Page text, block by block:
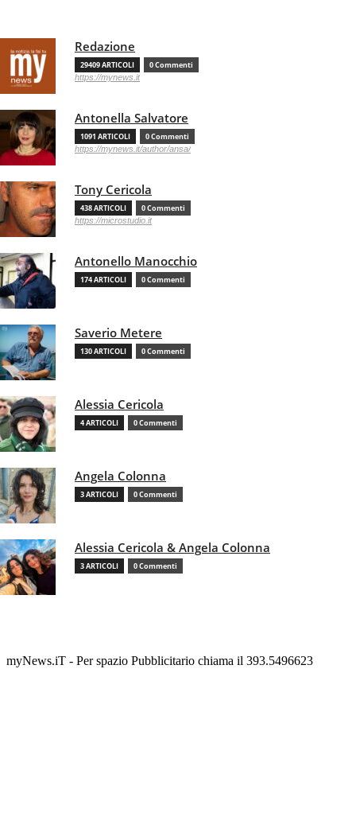
Redazione
29409 ARTICOLI 0 Commenti
https://mynews.it
Antonella Salvatore
1091 ARTICOLI 0 Commenti
https://mynews.it/author/ansa/
Tony Cericola
438 ARTICOLI 0 Commenti
https://microstudio.it
Antonello Manocchio
174 ARTICOLI 0 Commenti
Saverio Metere
130 ARTICOLI 0 Commenti
Alessia Cericola
4 ARTICOLI 0 Commenti
Angela Colonna
3 ARTICOLI 0 Commenti
Alessia Cericola & Angela Colonna
3 ARTICOLI 0 Commenti
myNews.iT - Per spazio Pubblicitario chiama il 393.5496623